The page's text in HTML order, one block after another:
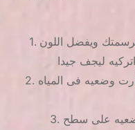
1. ضعى اللون المناسب ليكون خلفية لرسمتك ويفضل اللون
2. قومى بقص الجزء المطلوب من الكارت وضعيه فى المياه
3. اسحبى الصورة من الورقة بلطف وضعيه على سطح